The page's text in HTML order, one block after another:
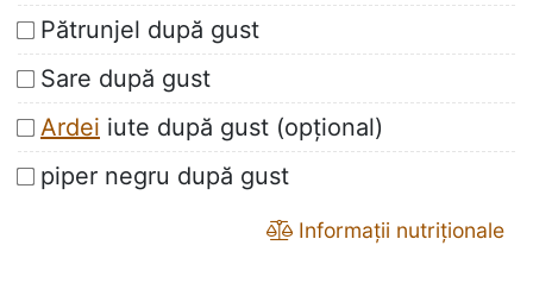
Pătrunjel după gust
Sare după gust
Ardei iute după gust (opțional)
piper negru după gust
Informații nutriționale